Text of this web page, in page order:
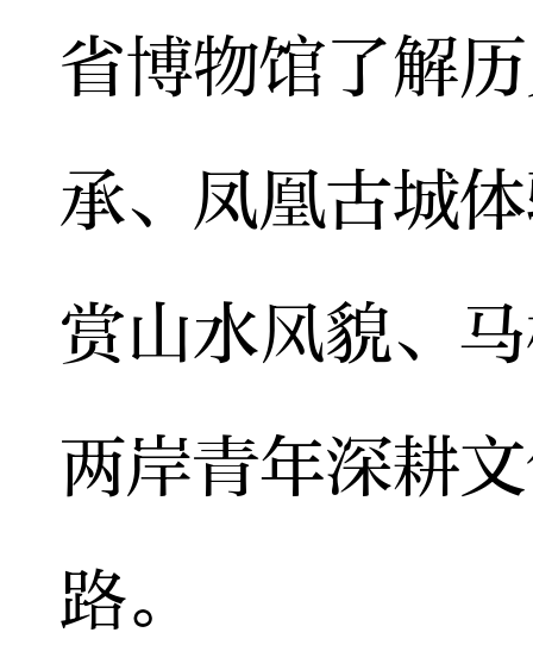
省博物馆了解
承、凤凰古城
赏山水风貌、
两岸青年深耕
路。